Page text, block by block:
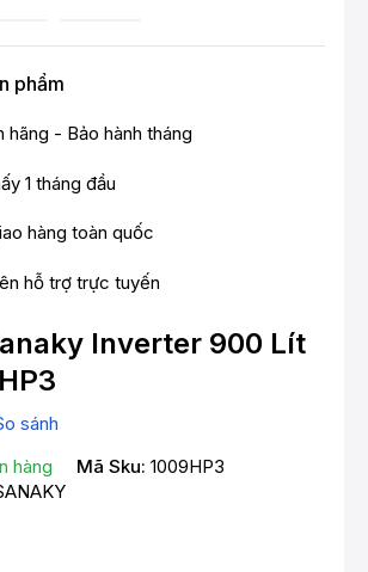
phẩm
hãng - Bảo hành tháng
1 tháng đầu
hàng toàn quốc
hỗ trợ trực tuyến
Inverter 900 Lít
sánh
hàng Mã Sku: 1009HP3